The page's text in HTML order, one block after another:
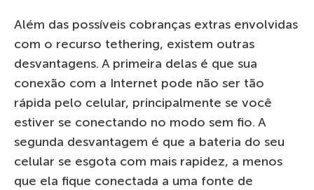
Além das possíveis cobranças extras envolvidas
com o recurso tethering, existem outras
desvantagens. A primeira delas é que sua
conexão com a Internet pode não ser tão
rápida pelo celular, principalmente se você
estiver se conectando no modo sem fio. A
segunda desvantagem é que a bateria do seu
celular se esgota com mais rapidez, a menos
que ela fique conectada a uma fonte de